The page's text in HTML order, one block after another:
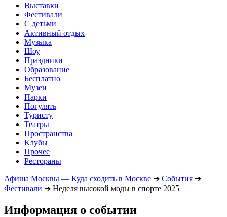
Выставки
Фестивали
С детьми
Активный отдых
Музыка
Шоу
Праздники
Образование
Бесплатно
Музеи
Парки
Погулять
Туристу
Театры
Пространства
Клубы
Прочее
Рестораны
Афиша Москвы — Куда сходить в Москве ➔ События ➔
Фестивали ➔ Неделя высокой моды в спорте 2025
Информация о событии